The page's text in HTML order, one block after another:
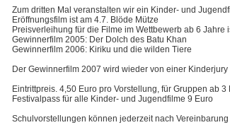
Zum dritten Mal veranstalten wir ein Kinder- und
Eröffnungsfilm ist am 4.7. Blöde Mütze
Preisverleihung für die Filme im Wettbewerb ab 6
Gewinnerfilm 2005: Der Dolch des Batu Khan
Gewinnerfilm 2006: Kiriku und die wilden Tiere
Der Gewinnerfilm 2007 wird wieder von einer
Eintrittpreis. 4,50 Euro pro Vorstellung, für Gruppen ab
Festivalpass für alle Kinder- und Jugendfilme 9 Euro
Schulvorstellungen können jederzeit nach